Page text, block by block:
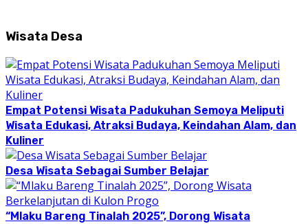
Wisata Desa
Empat Potensi Wisata Padukuhan Semoya Meliputi
Wisata Edukasi, Atraksi Budaya, Keindahan Alam, dan
Kuliner
Desa Wisata Sebagai Sumber Belajar
“Mlaku Bareng Tinalah 2025”, Dorong Wisata